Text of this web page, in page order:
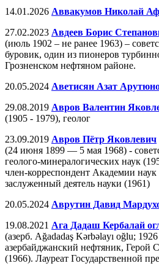
14.01.2026 Аввакумов Николай
27.02.2023 Авдеев Борис
(июль 1902 – не ранее 1963) –
буровик, один из пионеров
Грозненском нефтяном районе.
20.05.2024 Аветисян Азат
29.08.2019 Авров Валентин
(1905 - 1979), геолог
23.09.2019 Авров Пётр Яковлевич
(24 июня 1899 — 5 мая 1968) -
геолого-минералогических наук
член-корреспондент Академии
заслуженный деятель науки (1961)
20.05.2024 Аврутин Давид
19.08.2021 Ага Дадаш Кербалай
(азерб. Ağadadaş Kərbəlayı oğlu;
азербайджанский нефтяник, Герой
(1966). Лауреат Государственной